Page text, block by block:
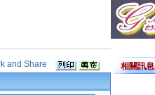
相關訊息